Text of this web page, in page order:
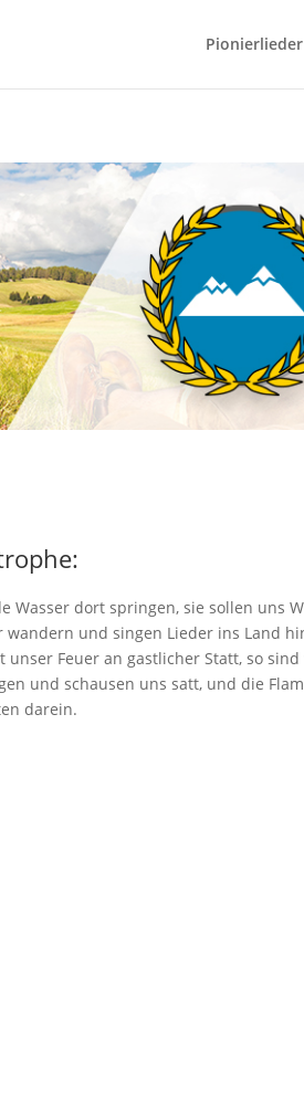
Pionierlieder
Wasser dort springen, sie sollen uns
wandern und singen Lieder ins Land
unser Feuer an gastlicher Statt, so
und schausen uns satt, und die
darein.